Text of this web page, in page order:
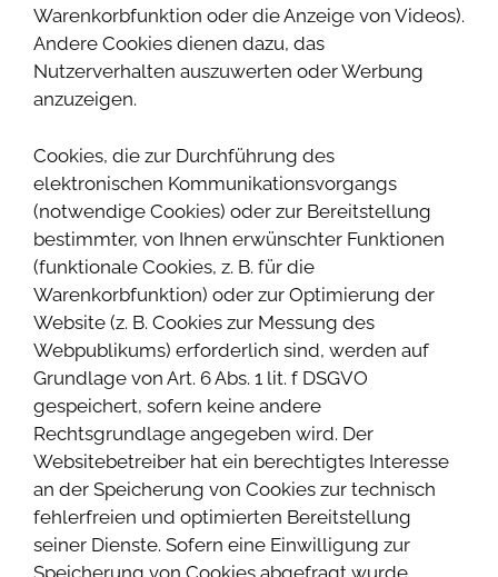
Warenkorbfunktion oder die Anzeige von Videos).
Andere Cookies dienen dazu, das
Nutzerverhalten auszuwerten oder Werbung
anzuzeigen.
Cookies, die zur Durchführung des
elektronischen Kommunikationsvorgangs
(notwendige Cookies) oder zur Bereitstellung
bestimmter, von Ihnen erwünschter Funktionen
(funktionale Cookies, z. B. für die
Warenkorbfunktion) oder zur Optimierung der
Website (z. B. Cookies zur Messung des
Webpublikums) erforderlich sind, werden auf
Grundlage von Art. 6 Abs. 1 lit. f DSGVO
gespeichert, sofern keine andere
Rechtsgrundlage angegeben wird. Der
Websitebetreiber hat ein berechtigtes Interesse
an der Speicherung von Cookies zur technisch
fehlerfreien und optimierten Bereitstellung
seiner Dienste. Sofern eine Einwilligung zur
Speicherung von Cookies abgefragt wurde,